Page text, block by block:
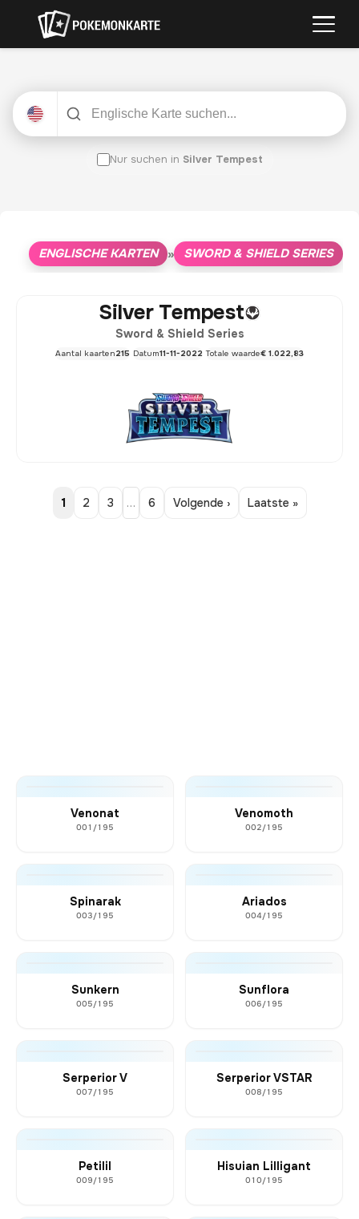
Nur suchen in Silver Tempest
ENGLISCHE KARTEN » SWORD & SHIELD SERIES
Silver Tempest
Sword & Shield Series
Aantal kaarten215 Datum11-11-2022 Totale waarde€ 1.022,83
1 2 3 … 6 Volgende › Laatste »
Venonat
001/195
Venomoth
002/195
Spinarak
003/195
Ariados
004/195
Sunkern
005/195
Sunflora
006/195
Serperior V
007/195
Serperior VSTAR
008/195
Petilil
009/195
Hisuian Lilligant
010/195